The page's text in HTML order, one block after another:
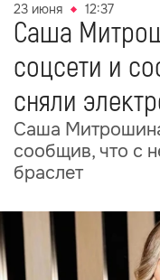
23 июня 12:37
Саша
соцсети и
сняли
Саша
сообщив, что с
браслет